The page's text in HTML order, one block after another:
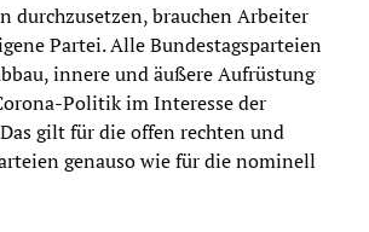
durchzusetzen, brauchen Arbeiter
Partei. Alle Bundestagsparteien
innere und äußere Aufrüstung
Politik im Interesse der
gilt für die offen rechten und
genauso wie für die nominell